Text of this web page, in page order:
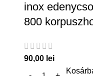
inox
800
90,00 lei